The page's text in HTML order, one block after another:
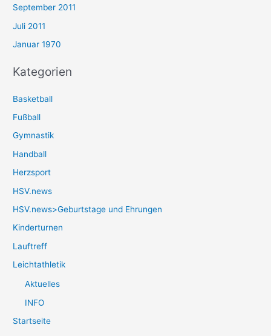
September 2011
Juli 2011
Januar 1970
Kategorien
Basketball
Fußball
Gymnastik
Handball
Herzsport
HSV.news
HSV.news>Geburtstage und Ehrungen
Kinderturnen
Lauftreff
Leichtathletik
Aktuelles
INFO
Startseite